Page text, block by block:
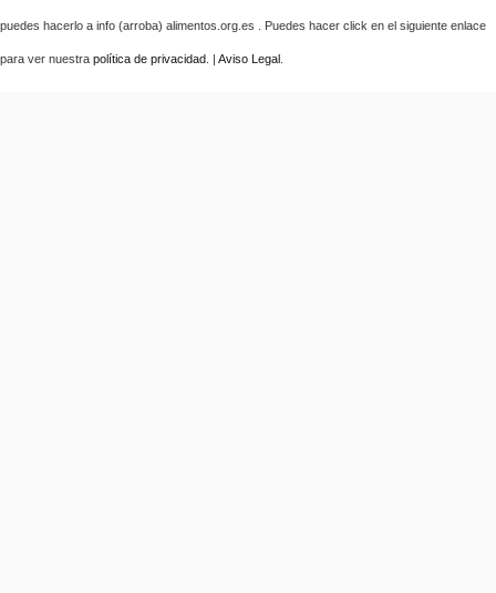
puedes hacerlo a info (arroba) alimentos.org.es . Puedes hacer click en el siguiente enlace
para ver nuestra política de privacidad . | Aviso Legal